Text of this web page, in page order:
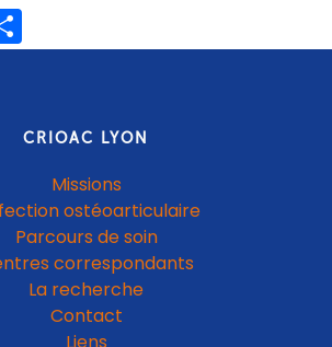
Partager
CRIOAC LYON
Missions
ostéoarticulaire
Parcours de soin
correspondants
La recherche
Contact